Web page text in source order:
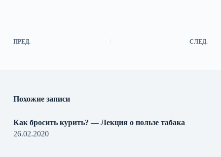
ПРЕД. СЛЕД.
Похожие записи
Как бросить курить? — Лекция о пользе табака
26.02.2020